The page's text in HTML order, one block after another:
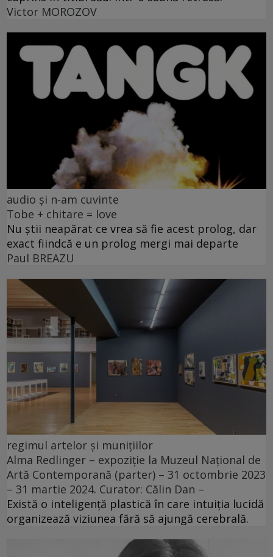
Victor MOROZOV
audio și n-am cuvinte
Tobe + chitare = love
Nu știi neapărat ce vrea să fie acest prolog, dar
exact fiindcă e un prolog mergi mai departe
Paul BREAZU
regimul artelor și munițiilor
Alma Redlinger – expoziție la Muzeul Național de
Artă Contemporană (parter) – 31 octombrie 2023
– 31 martie 2024. Curator: Călin Dan –
Există o inteligență plastică în care intuiția lucidă
organizează viziunea fără să ajungă cerebrală.